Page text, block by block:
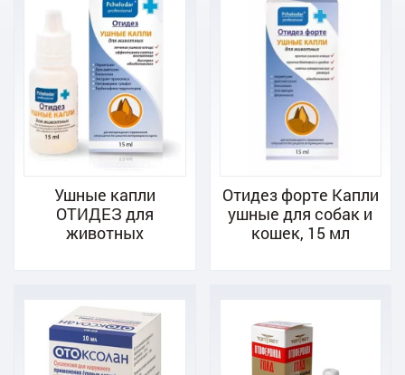
Ушные капли
ОТИДЕЗ для
животных
Отидез форте Капли
ушные для собак и
кошек, 15 мл